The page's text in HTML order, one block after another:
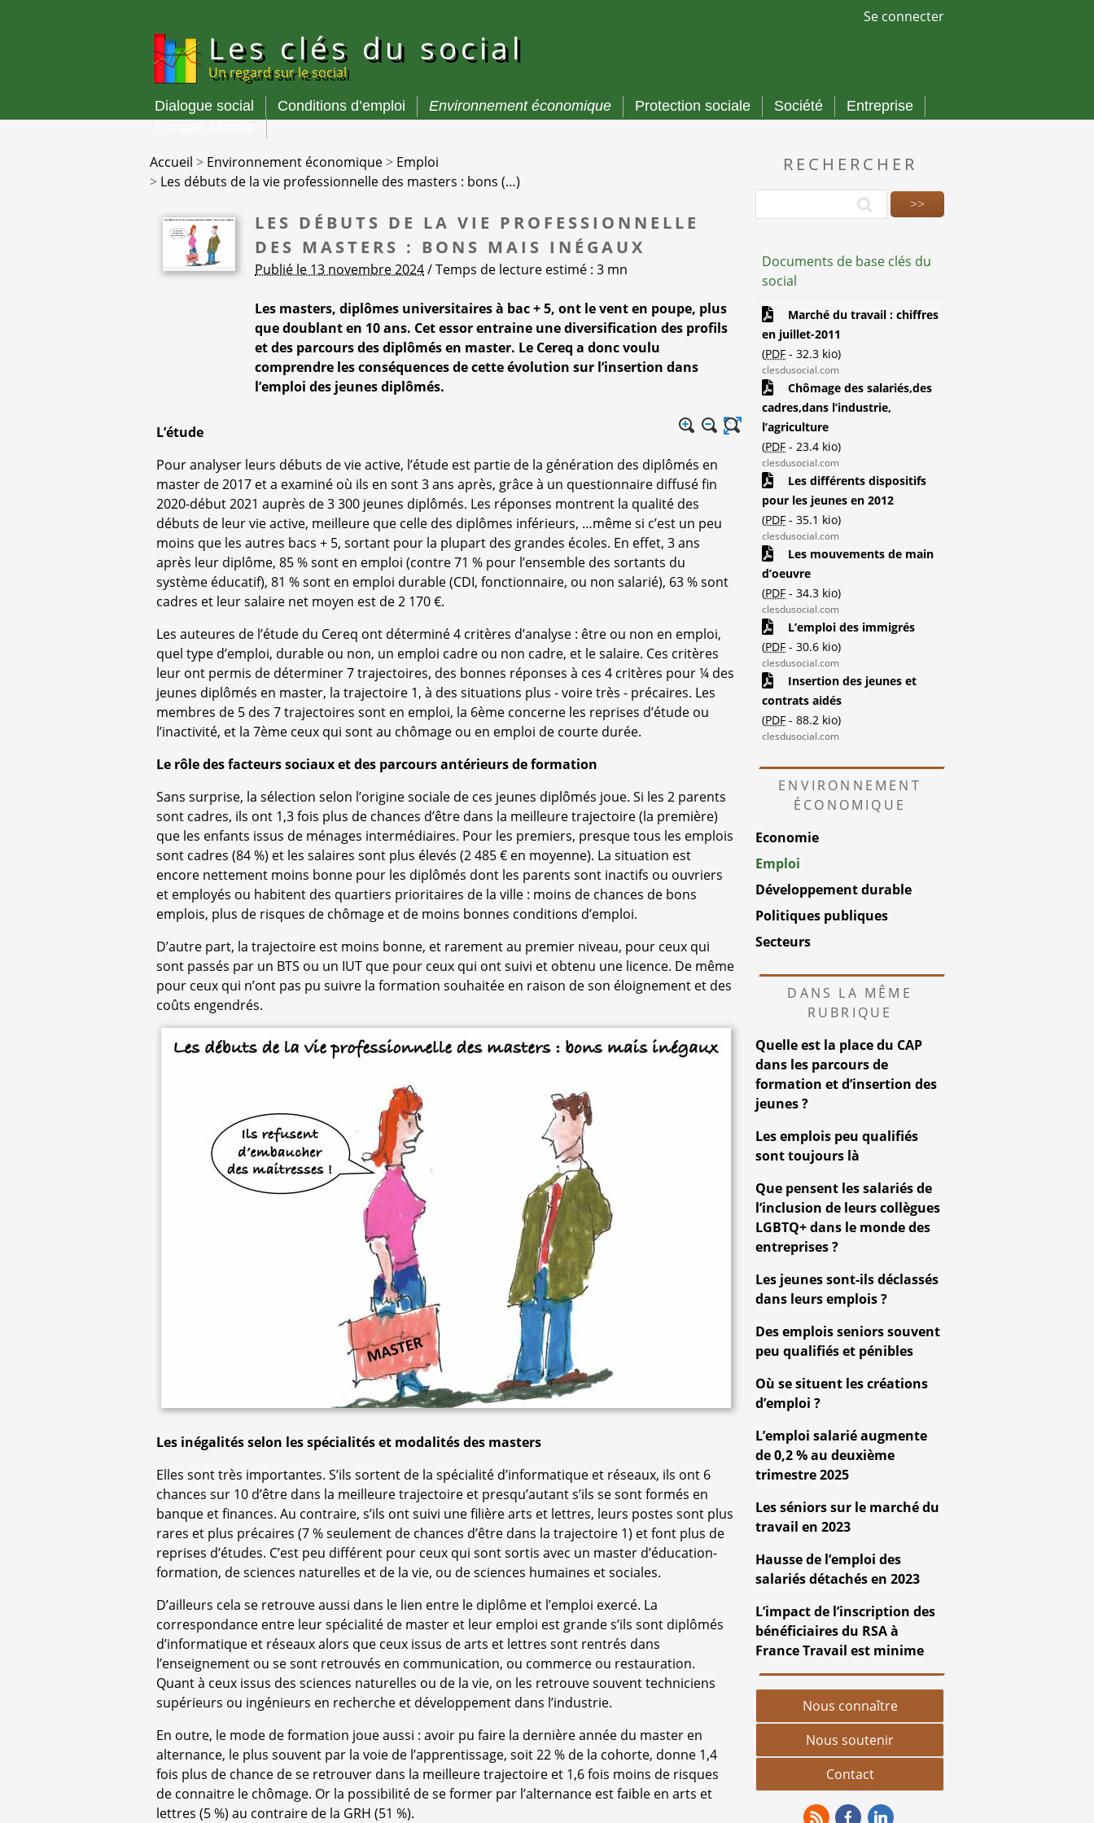
Se connecter
Les clés du social
Un regard sur le social
Menu
Dialogue social Conditions d’emploi Environnement économique Protection sociale Société
Entreprise
Accueil > Environnement économique> Emploi
> Les débuts de la vie professionnelle des masters : bons (…)
LES DÉBUTS DE LA VIE PROFESSIONNELLE
DES MASTERS : BONS MAIS INÉGAUX
Publié le 13 novembre 2024/ Temps de lecture estimé : 3 mn
Les masters, diplômes universitaires à bac + 5, ont le vent en poupe, plus
que doublant en 10 ans. Cet essor entraine une diversification des profils
et des parcours des diplômés en master. Le Cereq a donc voulu
comprendre les conséquences de cette évolution sur l’insertion dans
l’emploi des jeunes diplômés.
L’étude
Pour analyser leurs débuts de vie active, l’étude est partie de la génération des diplômés en
master de 2017 et a examiné où ils en sont 3 ans après, grâce à un questionnaire diffusé fin
2020-début 2021 auprès de 3 300 jeunes diplômés. Les réponses montrent la qualité des
débuts de leur vie active, meilleure que celle des diplômes inférieurs, …même si c’est un peu
moins que les autres bacs + 5, sortant pour la plupart des grandes écoles. En effet, 3 ans
après leur diplôme, 85 % sont en emploi (contre 71 % pour l’ensemble des sortants du
système éducatif), 81 % sont en emploi durable (CDI, fonctionnaire, ou non salarié), 63 % sont
cadres et leur salaire net moyen est de 2 170 €.
Les auteures de l’étude du Cereq ont déterminé 4 critères d’analyse : être ou non en emploi,
quel type d’emploi, durable ou non, un emploi cadre ou non cadre, et le salaire. Ces critères
leur ont permis de déterminer 7 trajectoires, des bonnes réponses à ces 4 critères pour ¼ des
jeunes diplômés en master, la trajectoire 1, à des situations plus - voire très - précaires. Les
membres de 5 des 7 trajectoires sont en emploi, la 6ème concerne les reprises d’étude ou
l’inactivité, et la 7ème ceux qui sont au chômage ou en emploi de courte durée.
Le rôle des facteurs sociaux et des parcours antérieurs de formation
Sans surprise, la sélection selon l’origine sociale de ces jeunes diplômés joue. Si les 2 parents
sont cadres, ils ont 1,3 fois plus de chances d’être dans la meilleure trajectoire (la première)
que les enfants issus de ménages intermédiaires. Pour les premiers, presque tous les emplois
sont cadres (84 %) et les salaires sont plus élevés (2 485 € en moyenne). La situation est
encore nettement moins bonne pour les diplômés dont les parents sont inactifs ou ouvriers
et employés ou habitent des quartiers prioritaires de la ville : moins de chances de bons
emplois, plus de risques de chômage et de moins bonnes conditions d’emploi.
D’autre part, la trajectoire est moins bonne, et rarement au premier niveau, pour ceux qui
sont passés par un BTS ou un IUT que pour ceux qui ont suivi et obtenu une licence. De même
pour ceux qui n’ont pas pu suivre la formation souhaitée en raison de son éloignement et des
coûts engendrés.
Les inégalités selon les spécialités et modalités des masters
Elles sont très importantes. S’ils sortent de la spécialité d’informatique et réseaux, ils ont 6
chances sur 10 d’être dans la meilleure trajectoire et presqu’autant s’ils se sont formés en
banque et finances. Au contraire, s’ils ont suivi une filière arts et lettres, leurs postes sont plus
rares et plus précaires (7 % seulement de chances d’être dans la trajectoire 1) et font plus de
reprises d’études. C’est peu différent pour ceux qui sont sortis avec un master d’éducation-
formation, de sciences naturelles et de la vie, ou de sciences humaines et sociales.
D’ailleurs cela se retrouve aussi dans le lien entre le diplôme et l’emploi exercé. La
correspondance entre leur spécialité de master et leur emploi est grande s’ils sont diplômés
d’informatique et réseaux alors que ceux issus de arts et lettres sont rentrés dans
l’enseignement ou se sont retrouvés en communication, ou commerce ou restauration.
Quant à ceux issus des sciences naturelles ou de la vie, on les retrouve souvent techniciens
supérieurs ou ingénieurs en recherche et développement dans l’industrie.
En outre, le mode de formation joue aussi : avoir pu faire la dernière année du master en
alternance, le plus souvent par la voie de l’apprentissage, soit 22 % de la cohorte, donne 1,4
fois plus de chance de se retrouver dans la meilleure trajectoire et 1,6 fois moins de risques
de connaitre le chômage. Or la possibilité de se former par l’alternance est faible en arts et
lettres (5 %) au contraire de la GRH (51 %).
RECHERCHER
Documents de base clés du
social
Marché du travail : chiffres
en juillet-2011
(PDF -32.3 kio)
clesdusocial.com
Chômage des salariés,des
cadres,dans l’industrie,
l’agriculture
(PDF - 23.4 kio)
clesdusocial.com
Les différents dispositifs
pour les jeunes en 2012
(PDF -35.1 kio)
clesdusocial.com
Les mouvements de main
d’oeuvre
(PDF -34.3 kio)
clesdusocial.com
L’emploi des immigrés
(PDF -30.6 kio)
clesdusocial.com
Insertion des jeunes et
contrats aidés
(PDF -88.2 kio)
clesdusocial.com
ENVIRONNEMENT
ÉCONOMIQUE
Economie
Emploi
Développement durable
Politiques publiques
Secteurs
DANS LA MÊME
RUBRIQUE
Quelle est la place du CAP
dans les parcours de
formation et d’insertion des
jeunes ?
Les emplois peu qualifiés
sont toujours là
Que pensent les salariés de
l’inclusion de leurs collègues
LGBTQ+ dans le monde des
entreprises ?
Les jeunes sont-ils déclassés
dans leurs emplois ?
Des emplois seniors souvent
peu qualifiés et pénibles
Où se situent les créations
d’emploi ?
L’emploi salarié augmente
de 0,2 % au deuxième
trimestre 2025
Les séniors sur le marché du
travail en 2023
Hausse de l’emploi des
salariés détachés en 2023
L’impact de l’inscription des
bénéficiaires du RSA à
France Travail est minime
Nous connaître
Nous soutenir
Contact